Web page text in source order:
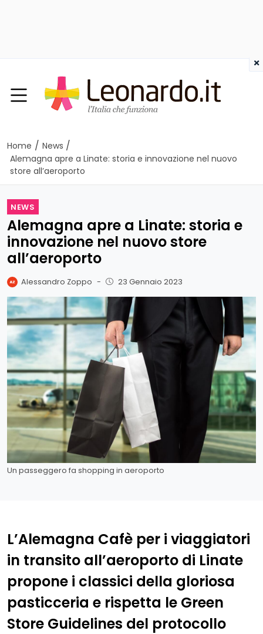
Home / News /
Alemagna apre a Linate: storia e innovazione nel nuovo
store all’aeroporto
NEWS
Alemagna apre a Linate: storia e
innovazione nel nuovo store
all’aeroporto
Alessandro Zoppo - 23 Gennaio 2023
Un passeggero fa shopping in aeroporto
L’Alemagna Cafè per i viaggiatori
in transito all’aeroporto di Linate
propone i classici della gloriosa
pasticceria e rispetta le Green
Store Guidelines del protocollo
×